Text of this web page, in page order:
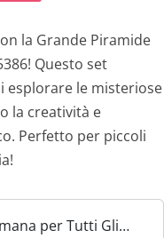
la Grande Piramide
Questo set
esplorare le misteriose
la creatività e
Perfetto per piccoli
per Tutti Gli